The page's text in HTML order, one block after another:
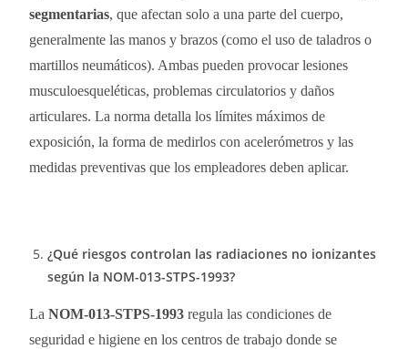
segmentarias, que afectan solo a una parte del cuerpo,
generalmente las manos y brazos (como el uso de taladros o
martillos neumáticos). Ambas pueden provocar lesiones
musculoesqueléticas, problemas circulatorios y daños
articulares. La norma detalla los límites máximos de
exposición, la forma de medirlos con acelerómetros y las
medidas preventivas que los empleadores deben aplicar.
¿Qué riesgos controlan las radiaciones no ionizantes
según la NOM-013-STPS-1993?
LaNOM-013-STPS-1993 regula las condiciones de
seguridad e higiene en los centros de trabajo donde se